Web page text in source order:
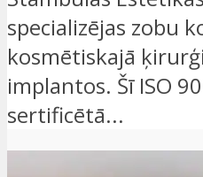
specializējas zobu
kosmētiskajā
implantos. Šī ISO
sertificētā...